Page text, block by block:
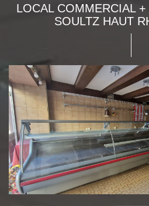
LOCAL COMMERCIAL
SOULTZ HAUT